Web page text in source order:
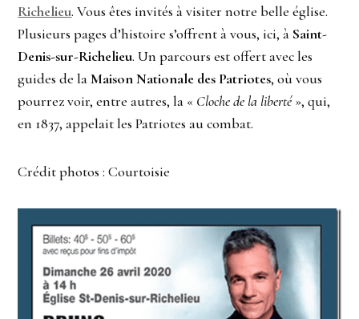
Richelieu. Vous êtes invités à visiter notre belle église.
Plusieurs pages d’histoire s’offrent à vous, ici, à Saint-
Denis-sur-Richelieu. Un parcours est offert avec les
guides de laMaison Nationale des Patriotes, où vous
pourrez voir, entre autres, la « Cloche de la liberté», qui,
en 1837, appelait les Patriotes au combat.
Crédit photos : Courtoisie